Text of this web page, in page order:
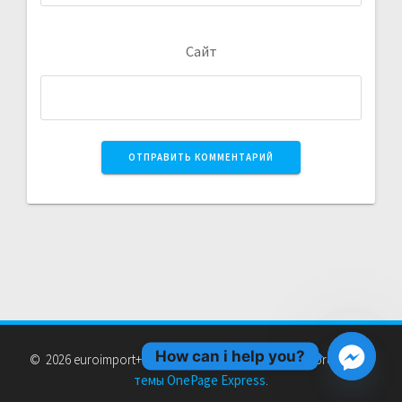
Сайт
© 2026 euroimport+. Создан с использованием WordPress и
темы OnePage Express
How can i help you?